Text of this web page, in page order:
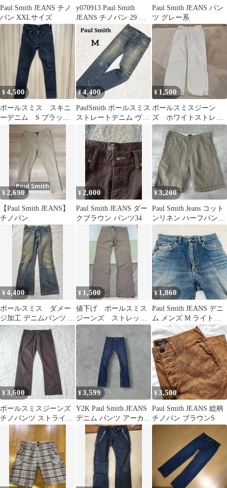
Paul Smith JEANS チノ
パン XXLサイズ
y070913 Paul Smith
JEANS チノパン 29 カ
ジュアルパン
Paul Smith JEANS パン
ツ グレー系
¥4,500
ポールスミス スキニ
ーデニム S ブラック
¥4,400
PaulSmith ポールスミス
ストレートデニム ヴィ
ンテージ加工 日本製
¥ 1,500
ポールスミスジーン
ズ ホワイトストレー
トデニムパンツ
¥ 2,690
【Paul Smith JEANS】
チノパン
¥ 2,000
Paul Smith JEANS ダー
クブラウン パンツ34
¥3,200
Paul Smith Jeans コット
ンリネン ハーフパンツ
麻混 L
¥4,400
ポールスミス ダメー
ジ加工 デニムパンツ メ
ンズ
¥ 1,500
値下げ ポールスミス
ジーンズ ストレッチ
パンツ M
¥ 1,860
Paul Smith JEANS デニ
ム メンズ M ライトブ
ルー ダメージ加工
¥3,600
ポールスミスジーンズ
チノパンツ ストライプ
メンズ XL［B392］
¥3,599
Y2K Paul Smith JEANS
デニム パンツ アーカイ
ブ XL 紺
¥3,500
Paul Smith JEANS 総柄
チノパン ブラウンS